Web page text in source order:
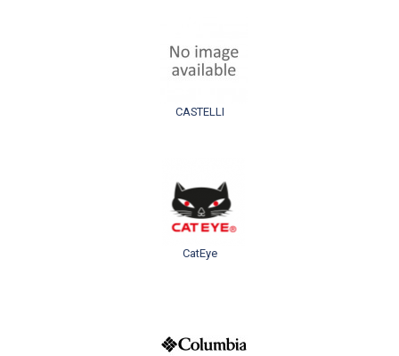
CASTELLI
CatEye